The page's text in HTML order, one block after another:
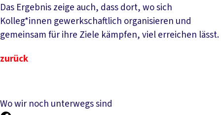
Das Ergebnis zeige auch, dass dort, wo sich
Kolleg*innen gewerkschaftlich organisieren und
gemeinsam für ihre Ziele kämpfen, viel erreichen lässt.
zurück
Wo wir noch unterwegs sind